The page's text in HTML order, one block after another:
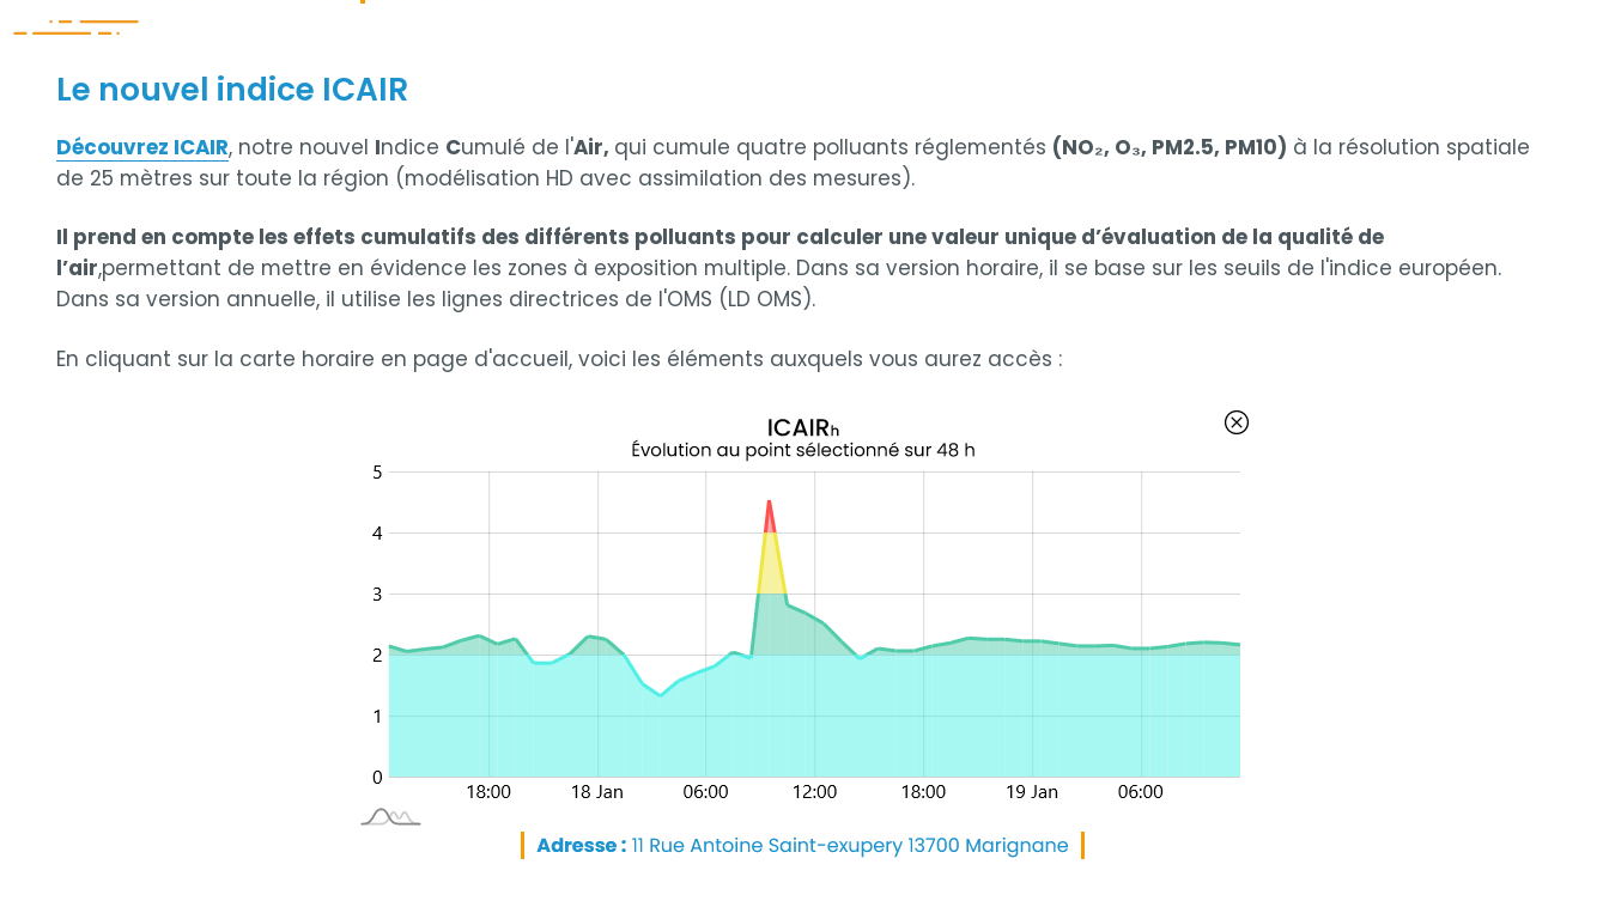
Le nouvel indice ICAIR
Découvrez ICAIR, notre nouvel Indice Cumulé de l'Air, qui cumule quatre polluants réglementés (NO₂, O₃, PM2.5, PM10) à la résolution spatiale
de 25 mètres sur toute la région (modélisation HD avec assimilation des mesures).
Il prend en compte les effets cumulatifs des différents polluants pour calculer une valeur unique d’évaluation de la qualité de
l’air,permettant de mettre en évidence les zones à exposition multiple. Dans sa version horaire, il se base sur les seuils de l'indice européen.
Dans sa version annuelle, il utilise les lignes directrices de l'OMS (LD OMS).
En cliquant sur la carte horaire en page d'accueil, voici les éléments auxquels vous aurez accès :